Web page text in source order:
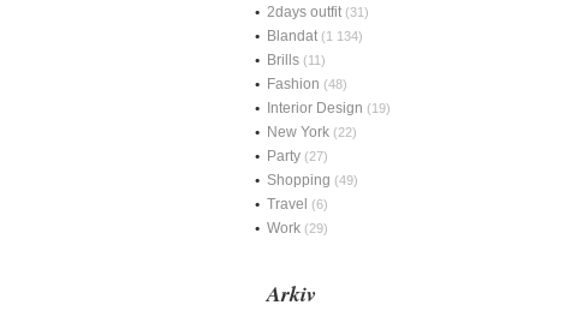
2days outfit (31)
Blandat (1 134)
Brills (11)
Fashion (48)
Interior Design (19)
New York (22)
Party (27)
Shopping (49)
Travel (6)
Work (29)
Arkiv